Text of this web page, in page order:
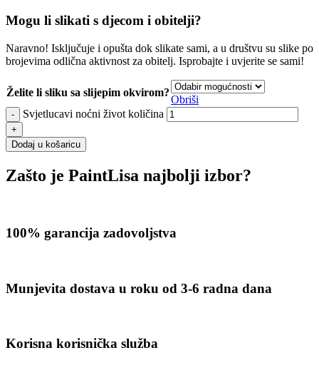
Mogu li slikati s djecom i obitelji?
Naravno! Isključuje i opušta dok slikate sami, a u društvu su slike po
brojevima odlična aktivnost za obitelj. Isprobajte i uvjerite se sami!
Želite li sliku sa slijepim okvirom?
Obriši
Svjetlucavi noćni život količina
Dodaj u košaricu
Zašto je PaintLisa najbolji izbor?
100% garancija zadovoljstva
Munjevita dostava u roku od 3-6 radna dana
Korisna korisnička služba